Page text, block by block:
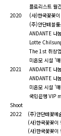
플로리스트 월간지
2020 (사)한국꽃꽂이
(주)안단테블룸스
ANDANTE 나눔
Lotte Chilsung
The 1st 취창업설
미혼모 시설 '애
2021 ANDANTE 나눔
ANDANTE 나눔
미혼모 시설 '애
국민은행 VIP
Shoot
2022 (주)안단테꽃
(사)한국꽃꽂이 협
(사)한국꽃꽂이 협